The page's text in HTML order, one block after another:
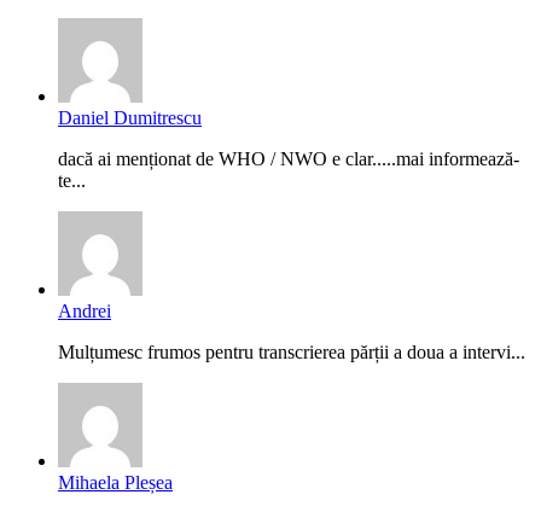
Daniel Dumitrescu
dacă ai menționat de WHO / NWO e clar.....mai informează-
te...
Andrei
Mulțumesc frumos pentru transcrierea părții a doua a intervi...
Mihaela Pleșea